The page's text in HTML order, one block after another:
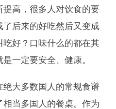
提高，很多人对饮食的要
后来的好吃然后又变成
好？口味什么的都在其
一定要安全、健康。
绝大多数国人的常规食谱
当多国人的餐桌。作为